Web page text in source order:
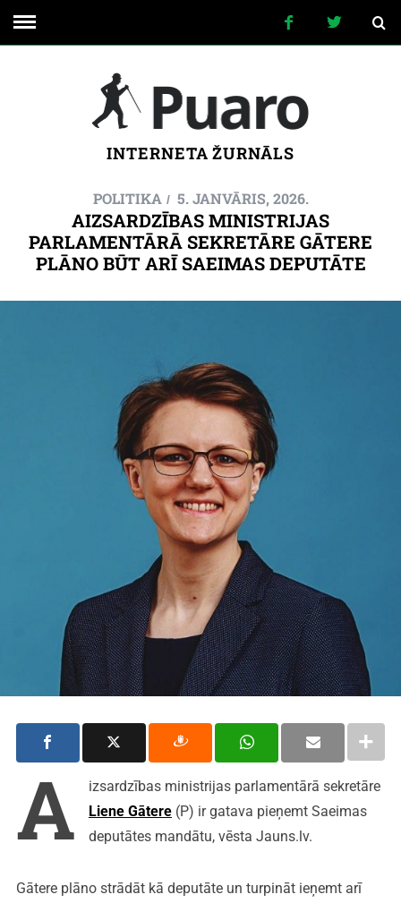
INTERNETA ŽURNĀLS
POLITIKA 5. JANVĀRIS, 2026.
AIZSARDZĪBAS MINISTRIJAS
PARLAMENTĀRĀ SEKRETĀRE GĀTERE
PLĀNO BŪT ARĪ SAEIMAS DEPUTĀTE
A
izsardzības ministrijas parlamentārā sekretāre
Liene Gātere(P) ir gatava pieņemt Saeimas
deputātes mandātu, vēsta Jauns.lv.
Gātere plāno strādāt kā deputāte un turpināt ieņemt arī